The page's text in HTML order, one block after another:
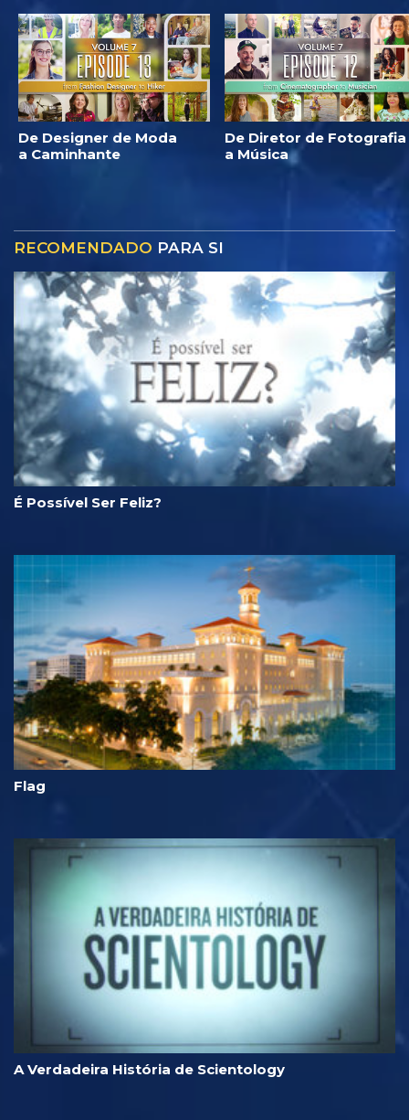
De Designer de Moda
a Caminhante
De Diretor de Fotografia
a Música
RECOMENDADO PARA SI
É Possível Ser Feliz?
Flag
A Verdadeira História de Scientology